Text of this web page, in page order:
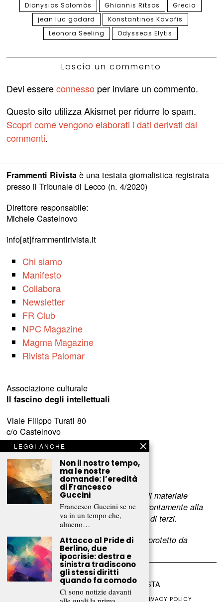
Dionysios Solomòs Ghiannis Ritsos
Grecia
jean luc godard
Konstantinos Kavafis
Leonora Seeling
Odysseas Elytis
Lascia un commento
Devi essereconnesso per inviare un commento.
Questo sito utilizza Akismet per ridurre lo spam.
Scopri come vengono elaborati i dati derivati dai
commenti.
Frammenti Rivistaè una testata giornalistica registrata
presso il Tribunale di Lecco (n. 4/2020)
Direttore responsabile:
Michele Castelnovo
info[at]frammentirivista.it
Chi siamo
Manifesto
Collabora
Newsletter
FR Club
NPC Magazine
Magma Magazine
Rivista Palomar
Associazione culturale
Il fascino degli intellettuali
Viale Filippo Turati 80
c/o Castelnovo
23900 Lecco (LC)
www.fascinointellettuali.it
info[at]fascinointellettuali.it
Per segnalare eventuali errori nell’uso di materiale
riservato,scriveteci e provvederemo prontamente alla
rimozione del materiale lesivo dei diritti di terzi.
L’intero contenuto di questo sito web è protetto da
copyright.
©2026FRAMMENTI RIVISTA
CHI SIAMO FR CLUB COLLABORA PRIVACY POLICY
LEGGI ANCHE
Non il nostro tempo,
ma le nostre
domande: l’eredità
di Francesco
Guccini
Francesco Guccini se ne
va in un tempo che,
almeno…
Attacco al Pride di
Berlino, due
ipocrisie: destra e
sinistra tradiscono
gli stessi diritti
quando fa comodo
Ci sono notizie davanti